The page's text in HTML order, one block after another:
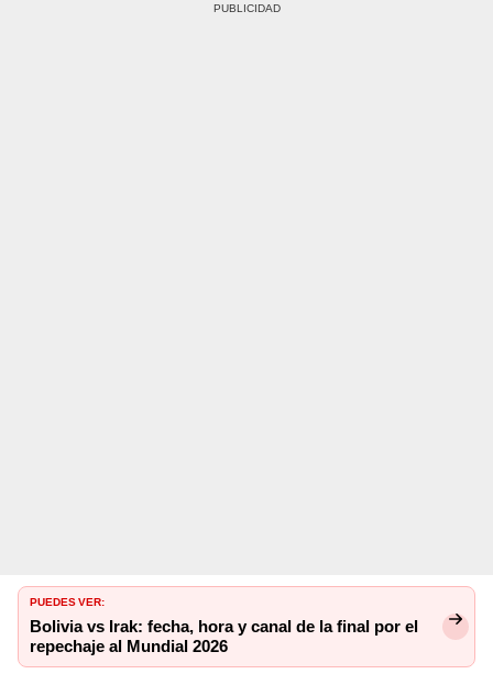
PUEDES VER:
Bolivia vs Irak: fecha, hora y canal de la final por el
repechaje al Mundial 2026